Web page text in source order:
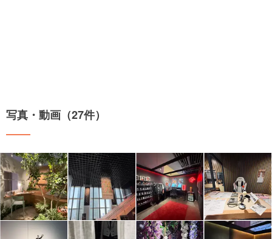
写真・動画（27件）